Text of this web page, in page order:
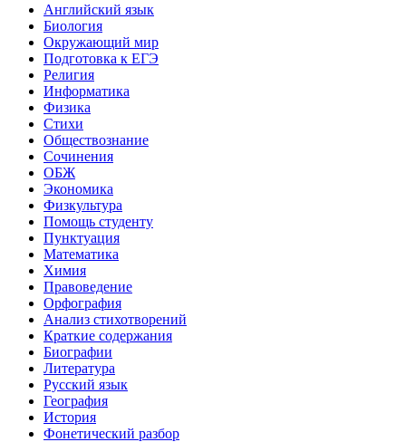
Английский язык
Биология
Окружающий мир
Подготовка к ЕГЭ
Религия
Информатика
Физика
Стихи
Обществознание
Сочинения
ОБЖ
Экономика
Физкультура
Помощь студенту
Пунктуация
Математика
Химия
Правоведение
Орфография
Анализ стихотворений
Краткие содержания
Биографии
Литература
Русский язык
География
История
Фонетический разбор